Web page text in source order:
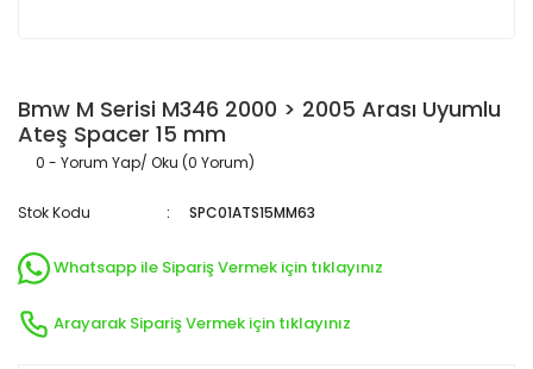
Bmw M Serisi M346 2000 > 2005 Arası Uyumlu
Ateş Spacer 15 mm
0 - Yorum Yap/ Oku (0 Yorum)
Stok Kodu SPC01ATS15MM63
Whatsapp ile Sipariş Vermek için tıklayınız
Arayarak Sipariş Vermek için tıklayınız